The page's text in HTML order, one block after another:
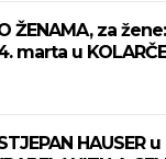
ŽENAMA, za
marta u
HAUSER